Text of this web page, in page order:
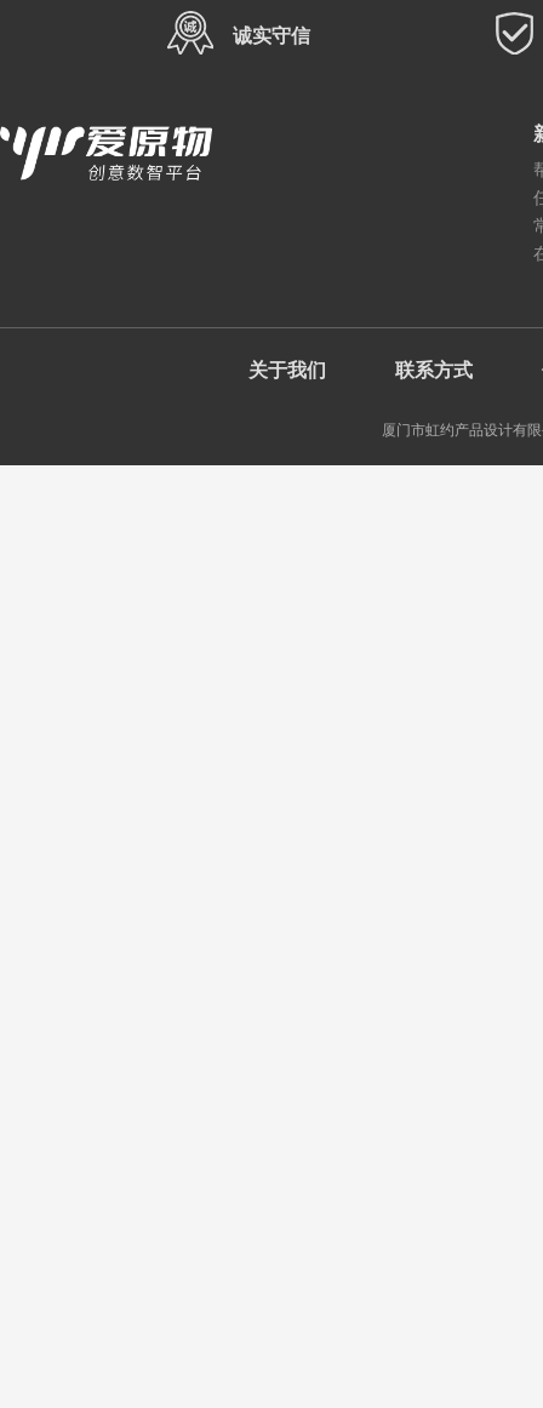
诚实守信
关于我们 联系方式
厦门市虹约产品设计有